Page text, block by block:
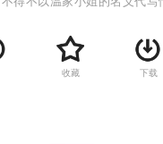
陷害沈不言，涂茶茶组建一个
全家想劝退沈不言，没想到却
计的圈套之中，冒名顶替的身
收藏 下载